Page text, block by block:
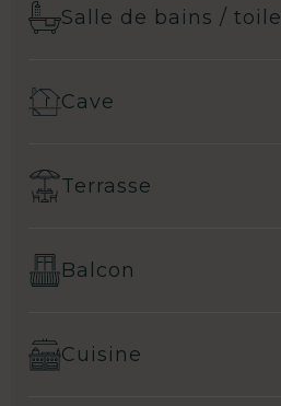
Salle de bains /
Cave
Terrasse
Balcon
Cuisine